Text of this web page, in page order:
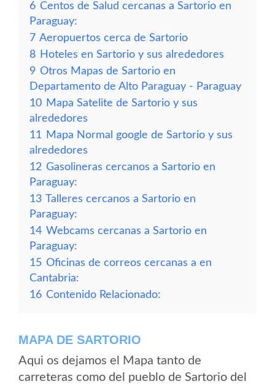
6 Centos de Salud cercanas a Sartorio en
Paraguay:
7 Aeropuertos cerca de Sartorio
8 Hoteles en Sartorio y sus alrededores
9 Otros Mapas de Sartorio en
Departamento de Alto Paraguay - Paraguay
10 Mapa Satelite de Sartorio y sus
alrededores
11
Mapa Normal google de Sartorio y sus
alrededores
12 Gasolineras cercanos a Sartorio en
Paraguay:
13 Talleres cercanos a Sartorio en
Paraguay:
14 Webcams cercanas a Sartorio en
Paraguay:
15 Oficinas de correos cercanas a en
Cantabria:
16 Contenido Relacionado:
MAPA DE SARTORIO
Aqui os dejamos el Mapa tanto de
carreteras como del pueblo de Sartorio del